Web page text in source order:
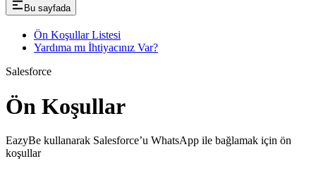
Bu sayfada
Ön Koşullar Listesi
Yardıma mı İhtiyacınız Var?
Salesforce
Ön Koşullar
EazyBe kullanarak Salesforce’u WhatsApp ile bağlamak için ön
koşullar